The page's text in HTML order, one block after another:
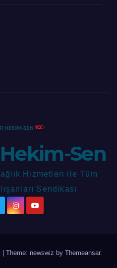
Sen
Hizmetleri ile Tüm
Sendikası
Theme: newswiz by Themeansar.